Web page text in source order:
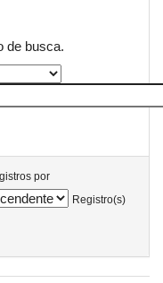
de busca.
por
Registro(s)